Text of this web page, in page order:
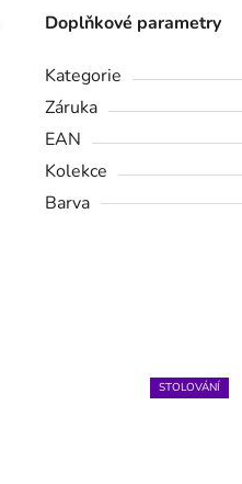
Doplňkové parametry
Kategorie
Záruka
EAN
Kolekce
Barva
STOLOVÁNÍ